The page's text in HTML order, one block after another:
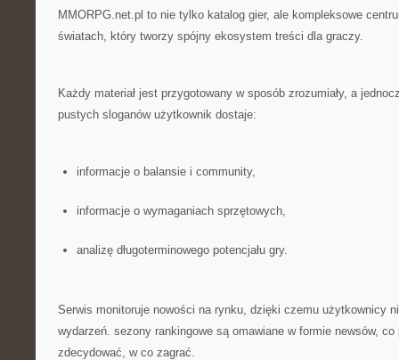
MMORPG.net.pl to nie tylko katalog gier, ale kompleksowe
światach, który tworzy spójny ekosystem treści dla graczy.
Każdy materiał jest przygotowany w sposób zrozumiały, a
pustych sloganów użytkownik dostaje:
informacje o balansie i community,
informacje o wymaganiach sprzętowych,
analizę długoterminowego potencjału gry.
Serwis monitoruje nowości na rynku, dzięki czemu użytkownicy
wydarzeń. sezony rankingowe są omawiane w formie newsów,
zdecydować, w co zagrać.